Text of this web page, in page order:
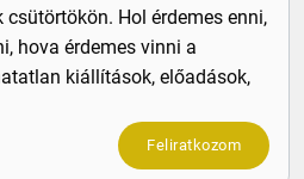
Hol érdemes enni,
hova érdemes vinni a
kiállítások, előadások,
Feliratkozom